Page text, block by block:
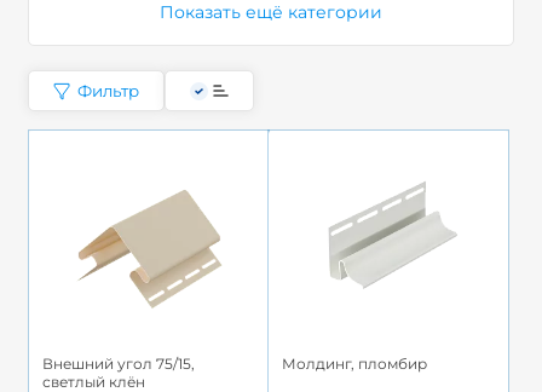
Показать ещё категории
Фильтр
Внешний угол 75/15,
светлый клён
Молдинг, пломбир